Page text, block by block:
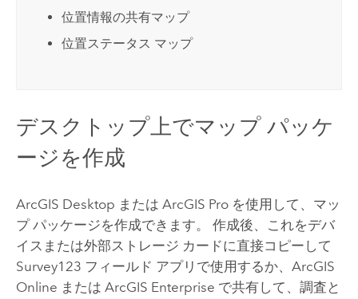
位置情報の共有マップ
位置ステータス マップ
デスクトップ上でマップ パッケ
ージを作成
ArcGIS Desktop または ArcGIS Proを使用して、マッ
プ パッケージを作成できます。 作成後、これをデバ
イスまたは外部ストレージ カードに直接コピーして
Survey123 フィールド アプリで使用するか、 ArcGIS
Online または ArcGIS Enterprise で共有して、調査と